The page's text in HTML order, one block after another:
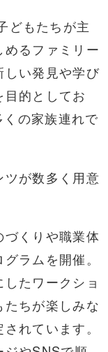
どもたちが主
るファミリー
しい発見や学び
的としてお
の家族連れで
が数多く用意
づくりや職業体
ラムを開催。
たワークショ
ちが楽しみな
れています。